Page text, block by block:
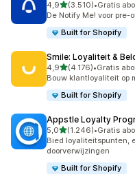
4,9van 5 sterren
(3.510)
3510 recensies in totaal
•Gratis
De Notify Me! voor
Built for Shopify
Smile: Loyaliteit &
4,9van 5 sterren
(4.176)
4176 recensies in totaal
•Gratis
Bouw klantloyaliteit op
Built for Shopify
Appstle Loyalty
5,0van 5 sterren
(1.246)
1246 recensies in
•Gratis
Bied loyaliteitspunten,
doorverwijzingen
Built for Shopify